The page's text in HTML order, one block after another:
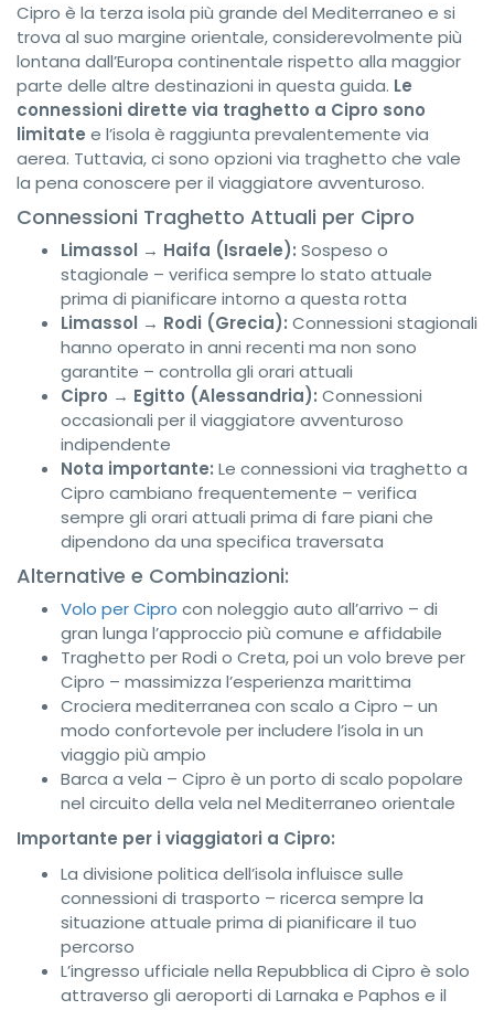
Cipro è la terza isola più grande del Mediterraneo e si
trova al suo margine orientale, considerevolmente più
lontana dall’Europa continentale rispetto alla maggior
parte delle altre destinazioni in questa guida. Le
connessioni dirette via traghetto a Cipro sono
limitate e l’isola è raggiunta prevalentemente via
aerea. Tuttavia, ci sono opzioni via traghetto che vale
la pena conoscere per il viaggiatore avventuroso.
Connessioni Traghetto Attuali per Cipro
Limassol → Haifa (Israele): Sospeso o
stagionale – verifica sempre lo stato attuale
prima di pianificare intorno a questa rotta
Limassol → Rodi (Grecia): Connessioni stagionali
hanno operato in anni recenti ma non sono
garantite – controlla gli orari attuali
Cipro → Egitto (Alessandria): Connessioni
occasionali per il viaggiatore avventuroso
indipendente
Nota importante: Le connessioni via traghetto a
Cipro cambiano frequentemente – verifica
sempre gli orari attuali prima di fare piani che
dipendono da una specifica traversata
Alternative e Combinazioni:
Volo per Cipro con noleggio auto all’arrivo – di
gran lunga l’approccio più comune e affidabile
Traghetto per Rodi o Creta, poi un volo breve per
Cipro – massimizza l’esperienza marittima
Crociera mediterranea con scalo a Cipro – un
modo confortevole per includere l’isola in un
viaggio più ampio
Barca a vela – Cipro è un porto di scalo popolare
nel circuito della vela nel Mediterraneo orientale
Importante per i viaggiatori a Cipro:
La divisione politica dell’isola influisce sulle
connessioni di trasporto – ricerca sempre la
situazione attuale prima di pianificare il tuo
percorso
L’ingresso ufficiale nella Repubblica di Cipro è solo
attraverso gli aeroporti di Larnaka e Paphos e il